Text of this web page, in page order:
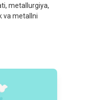
metallurgiya,
va metallni